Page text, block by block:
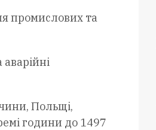
промислових та
Польщі,
години до 1497